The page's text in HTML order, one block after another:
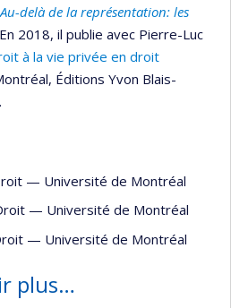
Au-delà de la représentation: les
2018, il publie avec Pierre-Luc
à la vie privée en droit
Éditions Yvon Blais-
— Université de Montréal
— Université de Montréal
— Université de Montréal
plus…